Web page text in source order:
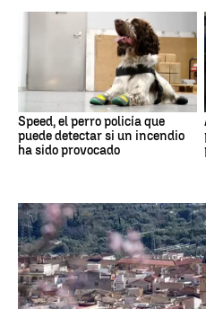
Speed, el perro policía que
puede detectar si un incendio
ha sido provocado